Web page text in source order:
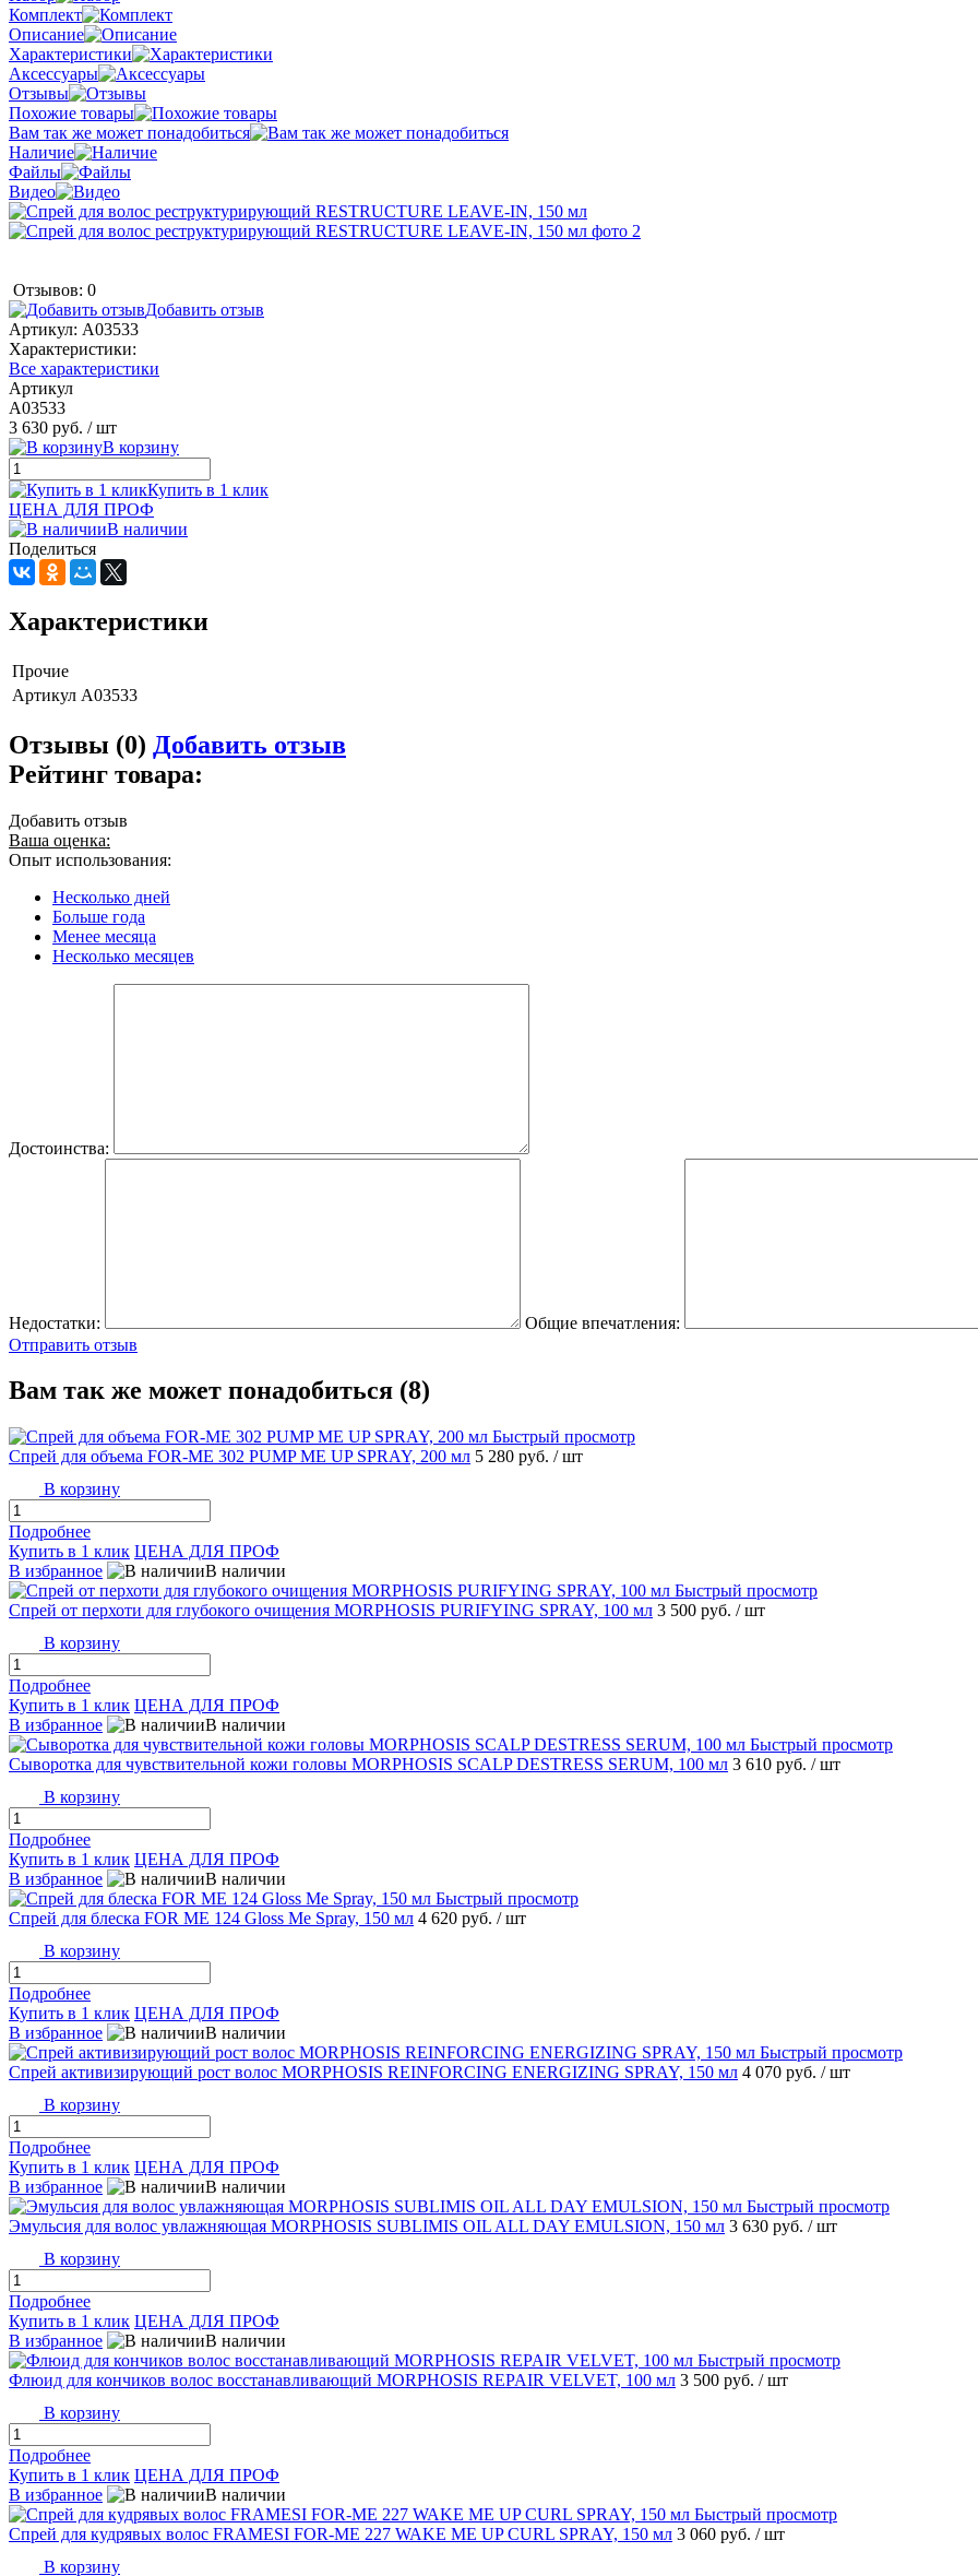
Комплект
Описание
Характеристики
Аксессуары
Отзывы
Похожие товары
Вам так же может понадобиться
Наличие
Файлы
Видео
Отзывов: 0
Добавить отзыв
Артикул: A03533
Характеристики:
Все характеристики
Артикул
A03533
3 630 руб. / шт
В корзину
Купить в 1 клик
ЦЕНА ДЛЯ ПРОФ
В наличии
Поделиться
Характеристики
Прочие
Артикул A03533
Отзывы (0) Добавить отзыв
Рейтинг товара:
Добавить отзыв
Ваша оценка:
Опыт использования:
Несколько дней
Больше года
Менее месяца
Несколько месяцев
Достоинства:
Недостатки: Общие впечатления:
Отправить отзыв
Вам так же может понадобиться (8)
Быстрый просмотр
Спрей для объема FOR-ME 302 PUMP ME UP SPRAY, 200 мл 5 280 руб. / шт
В корзину
Подробнее
Купить в 1 клик ЦЕНА ДЛЯ ПРОФ
В избранное
В наличии
Быстрый просмотр
Спрей от перхоти для глубокого очищения MORPHOSIS PURIFYING SPRAY, 100 мл 3 500 руб. / шт
В корзину
Подробнее
Купить в 1 клик ЦЕНА ДЛЯ ПРОФ
В избранное
В наличии
Быстрый просмотр
Сыворотка для чувствительной кожи головы MORPHOSIS SCALP DESTRESS SERUM, 100 мл 3 610 руб. / шт
В корзину
Подробнее
Купить в 1 клик ЦЕНА ДЛЯ ПРОФ
В избранное
В наличии
Быстрый просмотр
Спрей для блеска FOR ME 124 Gloss Me Spray, 150 мл 4 620 руб. / шт
В корзину
Подробнее
Купить в 1 клик ЦЕНА ДЛЯ ПРОФ
В избранное
В наличии
Быстрый просмотр
Спрей активизирующий рост волос MORPHOSIS REINFORCING ENERGIZING SPRAY, 150 мл 4 070 руб. / шт
В корзину
Подробнее
Купить в 1 клик ЦЕНА ДЛЯ ПРОФ
В избранное
В наличии
Быстрый просмотр
Эмульсия для волос увлажняющая MORPHOSIS SUBLIMIS OIL ALL DAY EMULSION, 150 мл 3 630 руб. / шт
В корзину
Подробнее
Купить в 1 клик ЦЕНА ДЛЯ ПРОФ
В избранное
В наличии
Быстрый просмотр
Флюид для кончиков волос восстанавливающий MORPHOSIS REPAIR VELVET, 100 мл 3 500 руб. / шт
В корзину
Подробнее
Купить в 1 клик ЦЕНА ДЛЯ ПРОФ
В избранное
В наличии
Быстрый просмотр
Спрей для кудрявых волос FRAMESI FOR-ME 227 WAKE ME UP CURL SPRAY, 150 мл 3 060 руб. / шт
В корзину